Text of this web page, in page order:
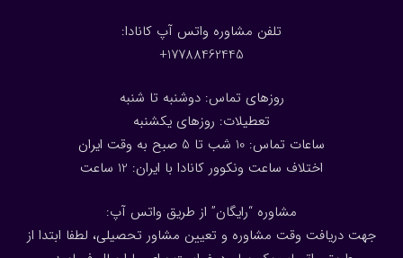
تلفن مشاوره واتس آپ کانادا:
17788462445+
روزهای تماس: دوشنبه تا شنبه
تعطیلات: روزهای یکشنبه
ساعات تماس: 10 شب تا 5 صبح به وقت ایران
اختلاف ساعت ونکوور کانادا با ایران: 1 2 ساعت
مشاوره “رایگان” از طریق واتس آپ:
جهت دریافت وقت مشاوره و تعیین مشاور تحصیلی، لطفا ابتدا از